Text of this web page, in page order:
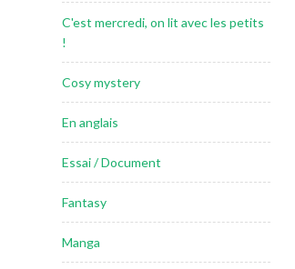
C'est mercredi, on lit avec les petits
!
Cosy mystery
En anglais
Essai / Document
Fantasy
Manga